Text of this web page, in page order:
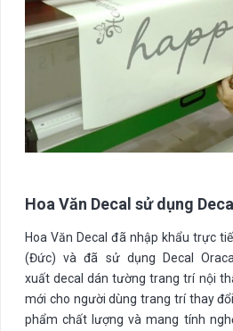
Hoa Văn Decal sử dụng
Hoa Văn Decal đã nhập khẩu trực
(Đức) và đã sử dụng Decal
xuất decal dán tường trang trí nội
mới cho người dùng trang trí thay
phẩm chất lượng và mang tính